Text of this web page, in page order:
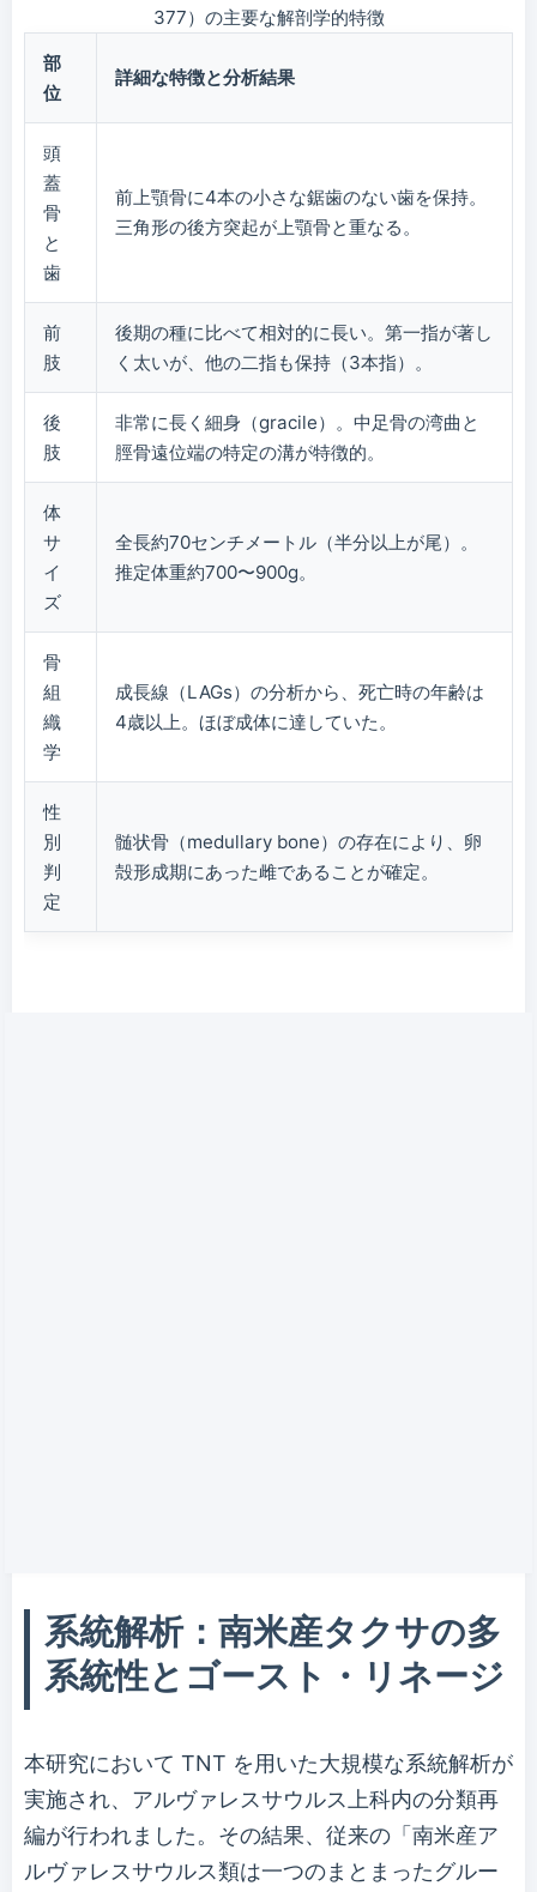
377）の主要な解剖学的特徴
部
位
詳細な特徴と分析結果
頭
蓋
骨
と
歯
前上顎骨に4本の小さな鋸歯のない歯を保持。
三角形の後方突起が上顎骨と重なる。
前
肢
後期の種に比べて相対的に長い。第一指が著し
く太いが、他の二指も保持（3本指）。
後
肢
非常に長く細身（gracile）。中足骨の湾曲と
脛骨遠位端の特定の溝が特徴的。
体
サ
イ
ズ
全長約70センチメートル（半分以上が尾）。
推定体重約700〜900g。
骨
組
織
学
成長線（LAGs）の分析から、死亡時の年齢は
4歳以上。ほぼ成体に達していた。
性
別
判
定
髄状骨（medullary bone）の存在により、卵
殻形成期にあった雌であることが確定。
系統解析：南米産タクサの多
系統性とゴースト・リネージ
本研究において TNT を用いた大規模な系統解析が
実施され、アルヴァレスサウルス上科内の分類再
編が行われました。その結果、従来の「南米産ア
ルヴァレスサウルス類は一つのまとまったグルー